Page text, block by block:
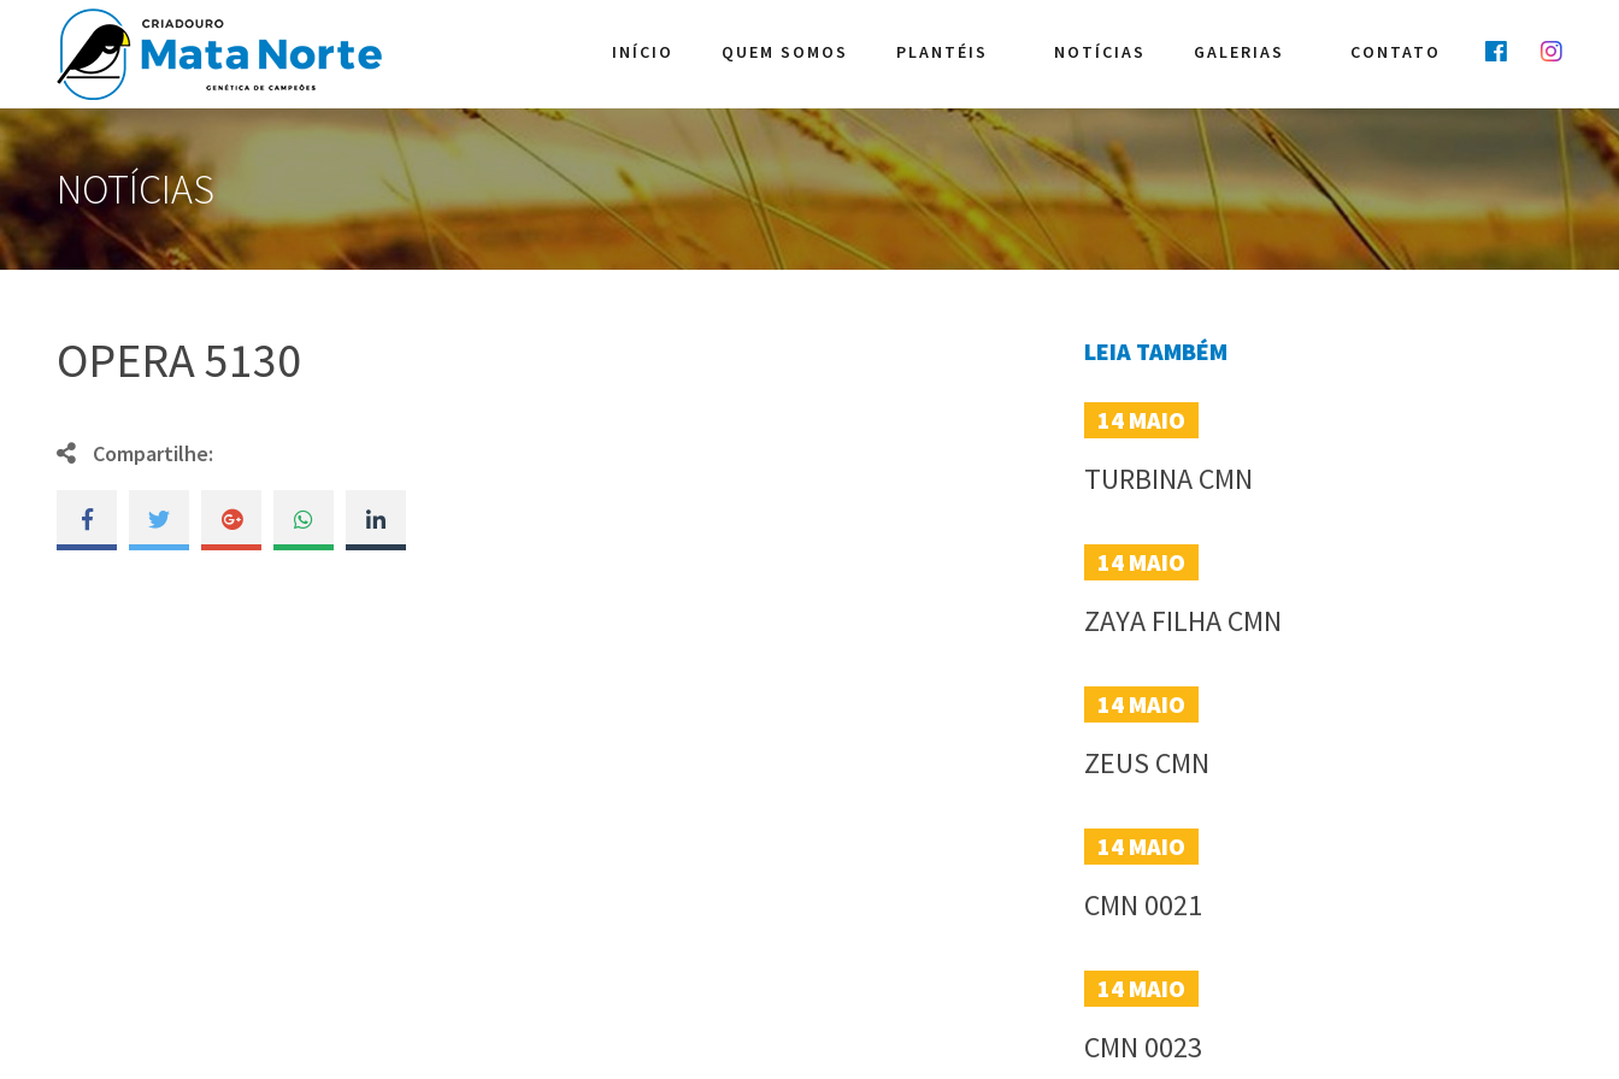
INÍCIO QUEM SOMOS PLANTÉIS NOTÍCIAS GALERIAS CONTATO
NOTÍCIAS
OPERA 5130
Compartilhe:
LEIA TAMBÉM
14 MAIO
TURBINA CMN
14 MAIO
ZAYA FILHA CMN
14 MAIO
ZEUS CMN
14 MAIO
CMN 0021
14 MAIO
CMN 0023